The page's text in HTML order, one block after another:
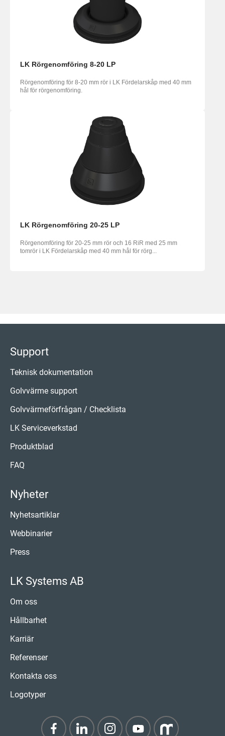
LK Rörgenomföring 8-20 LP
Rörgenomföring för 8-20 mm rör i LK Fördelarskåp med 40 mm
hål för rörgenomföring.
LK Rörgenomföring 20-25 LP
Rörgenomföring för 20-25 mm rör och 16 RiR med 25 mm
tomrör i LK Fördelarskåp med 40 mm hål för rörg...
Support
Teknisk dokumentation
Golvvärme support
Golvvärmeförfrågan / Checklista
LK Serviceverkstad
Produktblad
FAQ
Nyheter
Nyhetsartiklar
Webbinarier
Press
LK Systems AB
Om oss
Hållbarhet
Karriär
Referenser
Kontakta oss
Logotyper